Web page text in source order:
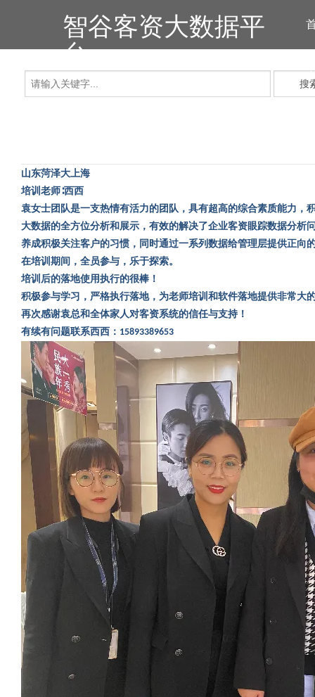
智谷客资大数据平
台
搜
山东菏泽大上海
培训老师∶西西
袁女士团队是一支热情有活力的团队，具有超高的综合素质能力，
大数据的全方位分析和展示，有效的解决了企业客资眼踪数据分析
养成积极关注客户的习惯，同时通过一系列数据给管理层提供正向
在培训期间，全员参与，乐于探索。
培训后的落地使用执行的很棒 ！
积极参与学习，严格执行落地，为老师培训和软件落地提供非常大
再次感谢袁总和全体家人对客资系统的信任与支持 ！
有续有问题联系西西： 15893389653